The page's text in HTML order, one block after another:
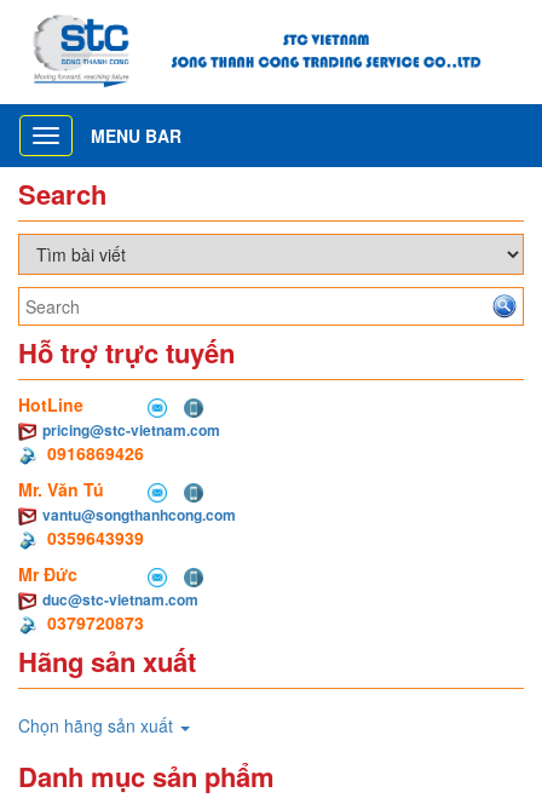
Toggle
navigation
MENU BAR
Search
Hỗ trợ trực tuyến
HotLine
pricing@stc-vietnam.com
0916869426
Mr. Văn Tú
vantu@songthanhcong.com
0359643939
Mr Đức
duc@stc-vietnam.com
0379720873
Hãng sản xuất
Chọn hãng sản xuất
Danh mục sản phẩm